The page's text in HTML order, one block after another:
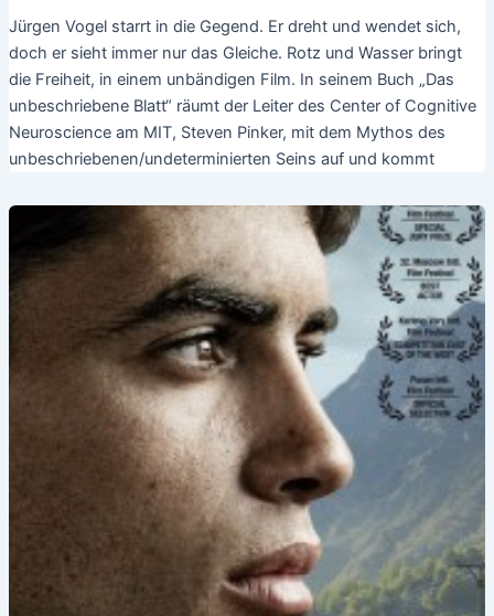
Jürgen Vogel starrt in die Gegend. Er dreht und wendet sich,
doch er sieht immer nur das Gleiche. Rotz und Wasser bringt
die Freiheit, in einem unbändigen Film. In seinem Buch „Das
unbeschriebene Blatt“ räumt der Leiter des Center of Cognitive
Neuroscience am MIT, Steven Pinker, mit dem Mythos des
unbeschriebenen/undeterminierten Seins auf und kommt